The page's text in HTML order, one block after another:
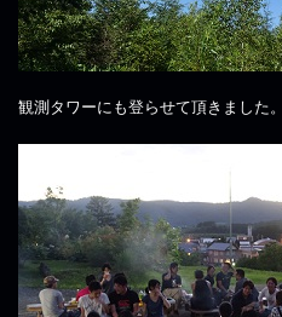
観測タワーにも登らせて頂きました